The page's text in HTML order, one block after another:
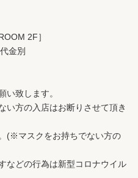
2F］
金別
い致します。
い方の入店はお断りさせて頂き
(※マスクをお持ちでない方の
などの行為は新型コロナウイル